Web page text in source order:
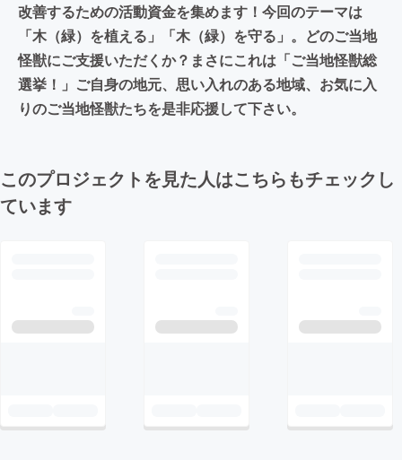
改善するための活動資金を集めます！今回のテーマは
「木（緑）を植える」「木（緑）を守る」。どのご当地
怪獣にご支援いただくか？まさにこれは「ご当地怪獣総
選挙！」ご自身の地元、思い入れのある地域、お気に入
りのご当地怪獣たちを是非応援して下さい。
このプロジェクトを見た人はこちらもチェックし
ています